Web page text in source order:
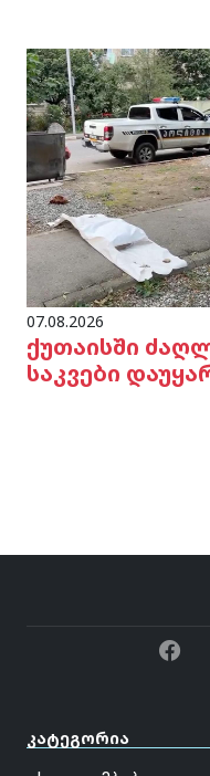
07.08.2026
ქუთაისში
საკვები
კატეგორია